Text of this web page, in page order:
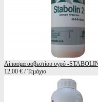
Λίπασμα ασβεστίου υγρό -
12,00 € / Τεμάχιο